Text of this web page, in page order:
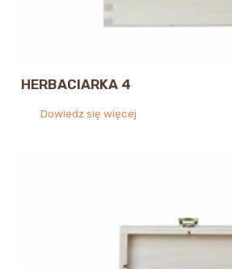
HERBACIARKA 4
Dowiedz się więcej